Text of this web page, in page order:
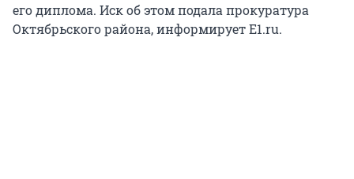
его диплома. Иск об этом подала прокуратура
Октябрьского района, информирует E1.ru.